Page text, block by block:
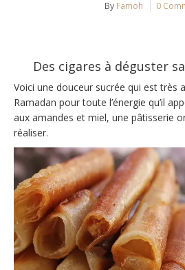
By Famoh 0
Des cigares à déguster
Voici une douceur sucrée qui est très
Ramadan pour toute l’énergie qu’il
aux amandes et miel, une pâtisserie
réaliser.